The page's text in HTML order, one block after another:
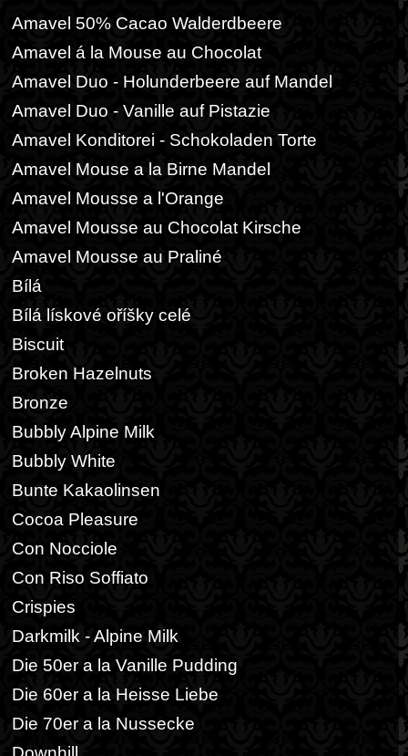
Amavel 50% Cacao Walderdbeere
Amavel á la Mouse au Chocolat
Amavel Duo - Holunderbeere auf Mandel
Amavel Duo - Vanille auf Pistazie
Amavel Konditorei - Schokoladen Torte
Amavel Mouse a la Birne Mandel
Amavel Mousse a l'Orange
Amavel Mousse au Chocolat Kirsche
Amavel Mousse au Praliné
Bílá
Bílá lískové oříšky celé
Biscuit
Broken Hazelnuts
Bronze
Bubbly Alpine Milk
Bubbly White
Bunte Kakaolinsen
Cocoa Pleasure
Con Nocciole
Con Riso Soffiato
Crispies
Darkmilk - Alpine Milk
Die 50er a la Vanille Pudding
Die 60er a la Heisse Liebe
Die 70er a la Nussecke